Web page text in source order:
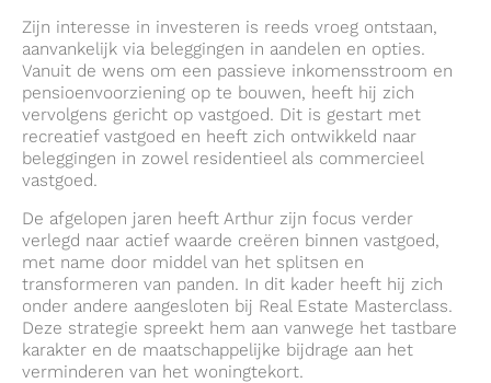
Zijn interesse in investeren is reeds vroeg ontstaan,
aanvankelijk via beleggingen in aandelen en opties.
Vanuit de wens om een passieve inkomensstroom en
pensioenvoorziening op te bouwen, heeft hij zich
vervolgens gericht op vastgoed. Dit is gestart met
recreatief vastgoed en heeft zich ontwikkeld naar
beleggingen in zowel residentieel als commercieel
vastgoed.
De afgelopen jaren heeft Arthur zijn focus verder
verlegd naar actief waarde creëren binnen vastgoed,
met name door middel van het splitsen en
transformeren van panden. In dit kader heeft hij zich
onder andere aangesloten bij Real Estate Masterclass.
Deze strategie spreekt hem aan vanwege het tastbare
karakter en de maatschappelijke bijdrage aan het
verminderen van het woningtekort.